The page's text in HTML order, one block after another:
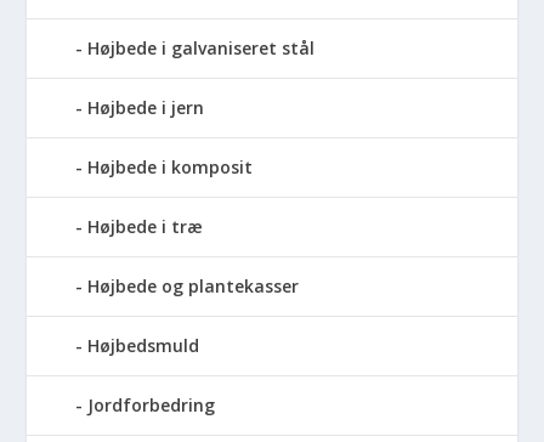
Højbede i galvaniseret stål
Højbede i jern
Højbede i komposit
Højbede i træ
Højbede og plantekasser
Højbedsmuld
Jordforbedring